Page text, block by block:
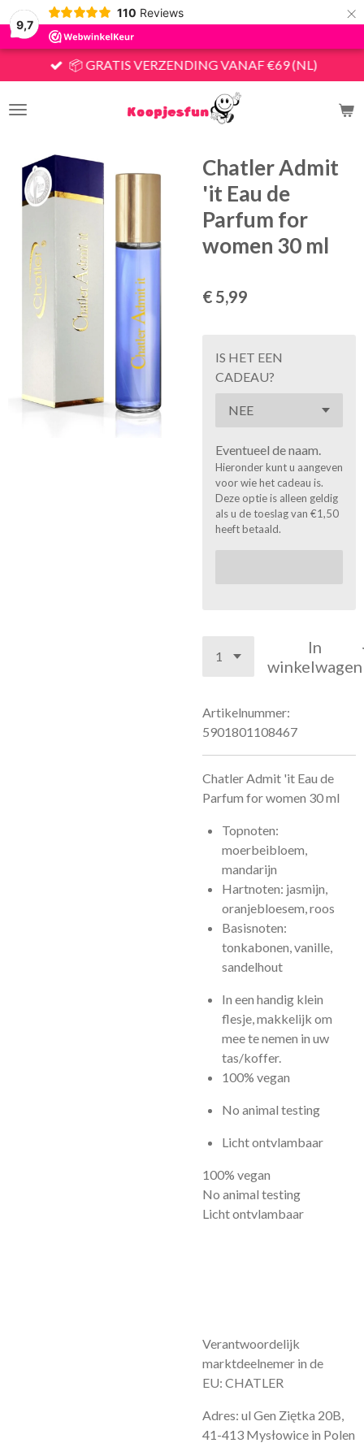
9,7
110 Reviews ×
📦 GRATIS VERZENDING VANAF €69 (NL)
Chatler Admit
'it Eau de
Parfum for
women 30 ml
€ 5,99
IS HET EEN
CADEAU?
Eventueel de naam.
Hieronder kunt u aangeven
voor wie het cadeau is.
Deze optie is alleen geldig
als u de toeslag van €1,50
heeft betaald.
In
winkelwagen
Artikelnummer:
5901801108467
Chatler Admit 'it Eau de
Parfum for women 30 ml
Topnoten:
moerbeibloem,
mandarijn
Hartnoten: jasmijn,
oranjebloesem, roos
Basisnoten:
tonkabonen, vanille,
sandelhout
In een handig klein
flesje, makkelijk om
mee te nemen in uw
tas/koffer.
100% vegan
No animal testing
Licht ontvlambaar
100% vegan
No animal testing
Licht ontvlambaar
Verantwoordelijk
marktdeelnemer in de
EU: CHATLER
Adres: ul Gen Ziętka 20B,
41-413 Mysłowice in Polen